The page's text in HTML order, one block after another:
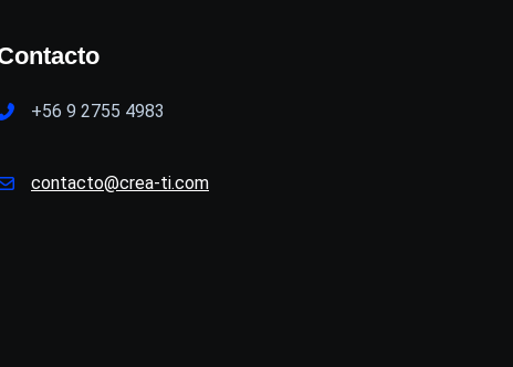
+56 9 2755 4983
contacto@crea-ti.com